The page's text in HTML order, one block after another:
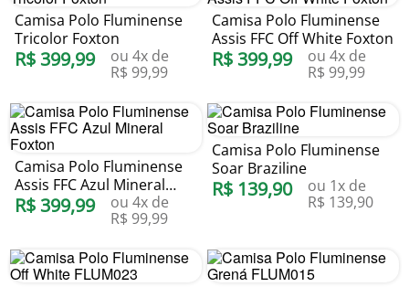
Camisa Polo Fluminense
Tricolor Foxton
R$ 399,99 ou 4x de
R$ 99,99
Camisa Polo Fluminense
Assis FFC Off White Foxton
R$ 399,99 ou 4x de
R$ 99,99
Camisa Polo Fluminense
Assis FFC Azul Mineral
Foxton
R$ 399,99 ou 4x de
R$ 99,99
Camisa Polo Fluminense
Soar Braziline
R$ 139,90 ou 1x de
R$ 139,90